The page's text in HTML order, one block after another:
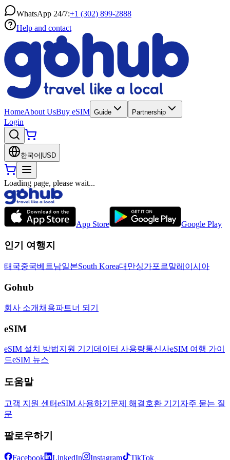
WhatsApp 24/7:+1 (302) 899-2888
Help and contact
HomeAbout UsBuy eSIM Guide Partnership
Login
한국어 USD
Loading page, please wait...
App Store Google Play
인기 여행지
태국중국베트남일본South Korea대만싱가포르말레이시아
Gohub
회사 소개 채용파트너 되기
eSIM
eSIM 설치 방법지원 기기 데이터 사용량통신사eSIM 여행 가이
드eSIM 뉴스
도움말
고객 지원 센터eSIM 사용하기 문제 해결호환 기기 자주 묻는 질
문
팔로우하기
Facebook LinkedIn Instagram TikTok